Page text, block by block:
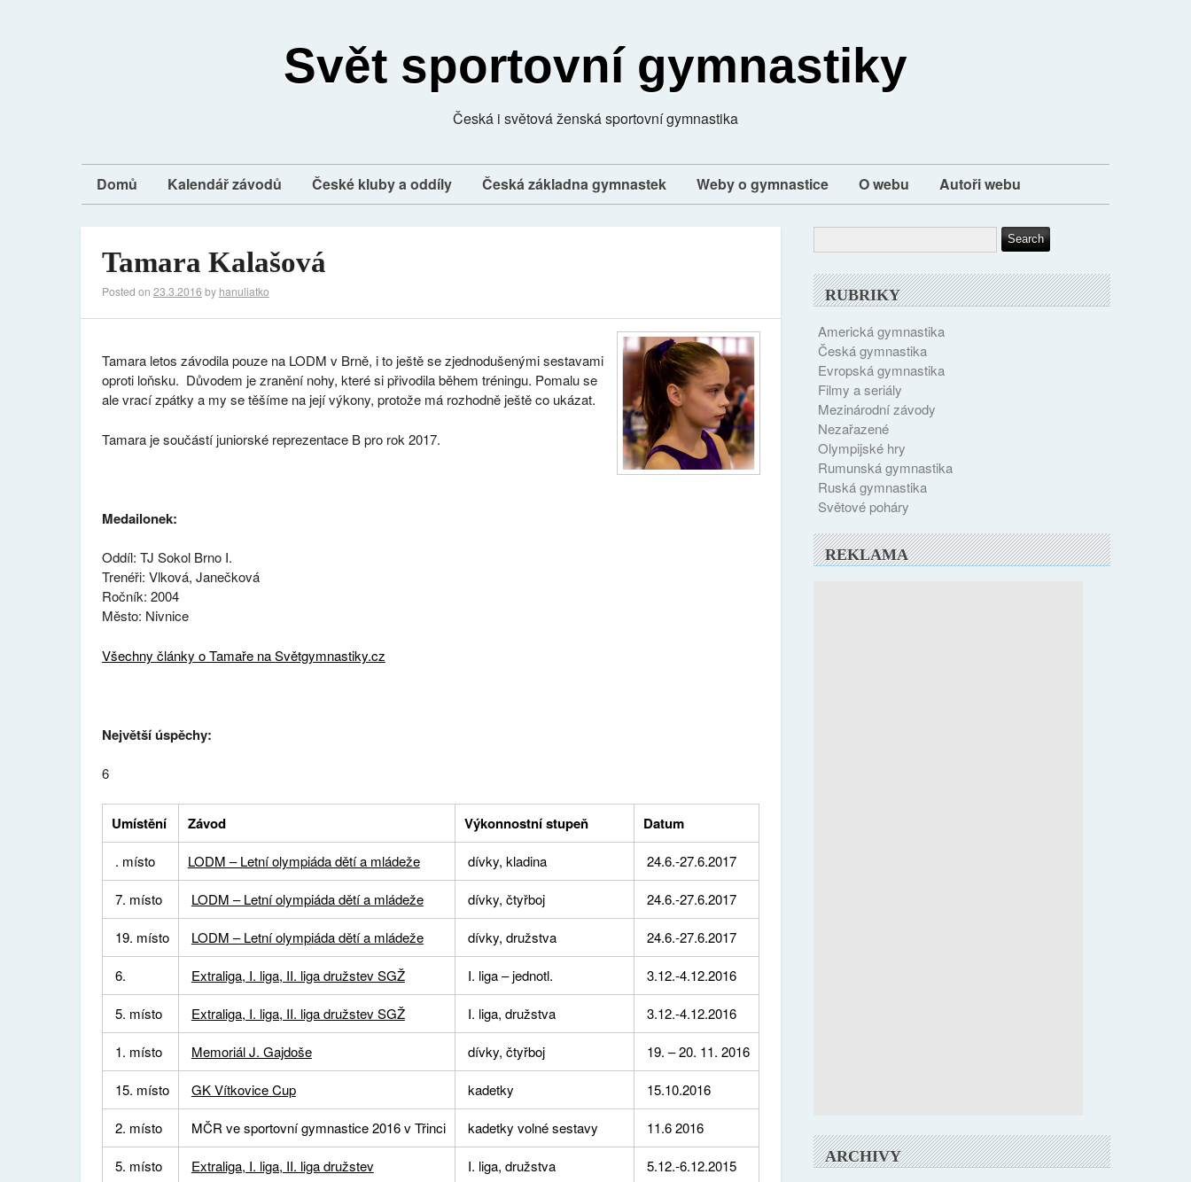
Svět sportovní gymnastiky
Česká i světová ženská sportovní gymnastika
Domů Kalendář závodů České kluby a oddíly Česká základna gymnastek Weby o gymnastice O webu Autoři webu
Tamara Kalašová
Posted on 23.3.2016 by hanuliatko
Tamara letos závodila pouze na LODM v Brně, i to ještě se zjednodušenými sestavami
oproti loňsku. Důvodem je zranění nohy, které si přivodila během tréningu. Pomalu se
ale vrací zpátky a my se těšíme na její výkony, protože má rozhodně ještě co ukázat.
Tamara je součástí juniorské reprezentace B pro rok 2017.
Medailonek:
Oddíl: TJ Sokol Brno I.
Trenéři: Vlková, Janečková
Ročník: 2004
Město: Nivnice
Všechny články o Tamaře na Světgymnastiky.cz
Největší úspěchy:
6
Umístění Závod Výkonnostní stupeň Datum
. místo LODM – Letní olympiáda dětí a mládeže dívky, kladina 24.6.-27.6.2017
7. místo LODM – Letní olympiáda dětí a mládeže dívky, čtyřboj 24.6.-27.6.2017
19. místo LODM – Letní olympiáda dětí a mládeže dívky, družstva 24.6.-27.6.2017
6. Extraliga, I. liga, II. liga družstev SGŽ I. liga – jednotl. 3.12.-4.12.2016
5. místo Extraliga, I. liga, II. liga družstev SGŽ I. liga, družstva 3.12.-4.12.2016
1. místo Memoriál J. Gajdoše dívky, čtyřboj 19. – 20. 11. 2016
15. místo GK Vítkovice Cup kadetky 15.10.2016
2. místo MČR ve sportovní gymnastice 2016 v Třinci kadetky volné sestavy 11.6 2016
5. místo Extraliga, I. liga, II. liga družstev I. liga, družstva 5.12.-6.12.2015
RUBRIKY
Americká gymnastika
Česká gymnastika
Evropská gymnastika
Filmy a seriály
Mezinárodní závody
Nezařazené
Olympijské hry
Rumunská gymnastika
Ruská gymnastika
Světové poháry
REKLAMA
ARCHIVY